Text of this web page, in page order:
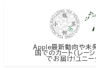
Apple最新動向や未
国でのカート（レー
でお届け!ユニ